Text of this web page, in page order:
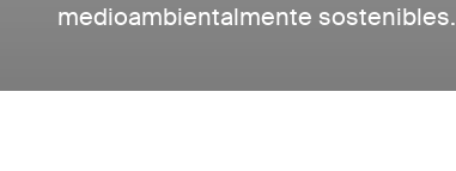
medioambientalmente sostenibles.